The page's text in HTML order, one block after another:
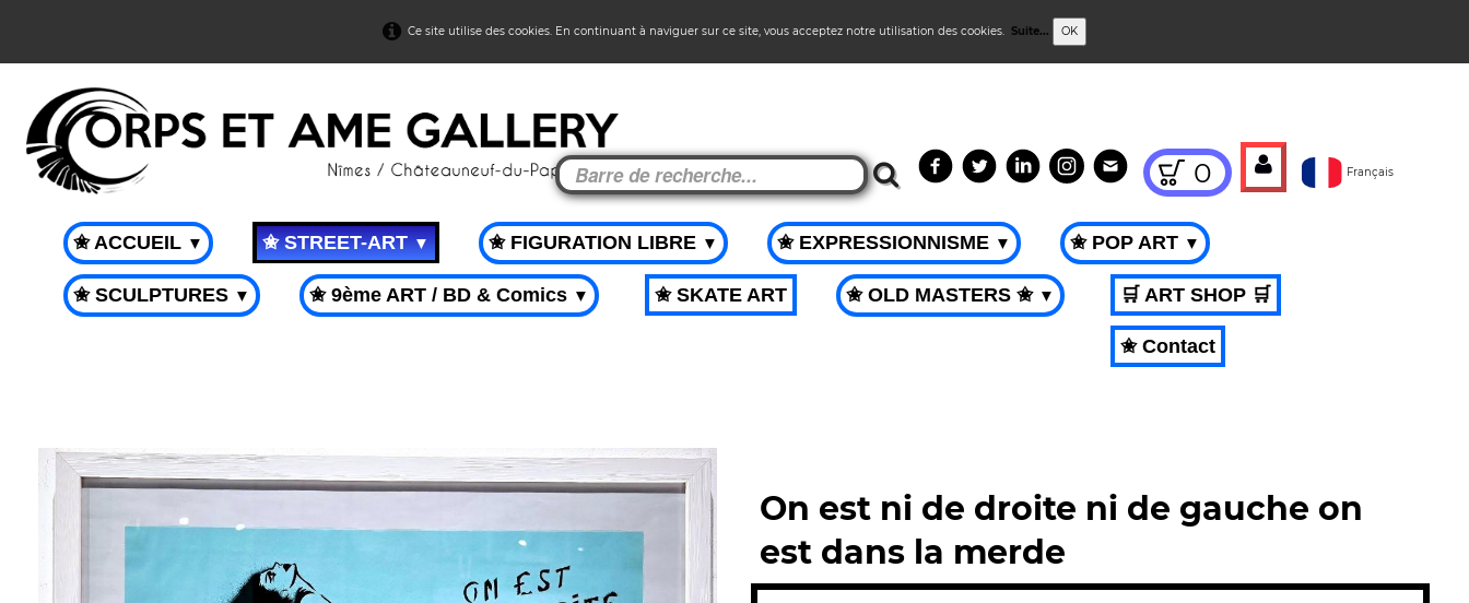
Ce site utilise des cookies. En continuant à naviguer sur ce site, vous acceptez notre utilisation des cookies. Suite... OK
0 Français
✬ ACCUEIL ▼ ✬ STREET-ART▼ ✬ FIGURATION LIBRE ▼ ✬ EXPRESSIONNISME ▼ ✬ POP ART ▼
✬ SCULPTURES ▼ ✬ 9ème ART / BD & Comics ▼ ✬ SKATE ART ✬ OLD MASTERS ✬ ▼ 🛒 ART SHOP 🛒
✬ Contact
On est ni de droite ni de gauche on
est dans la merde